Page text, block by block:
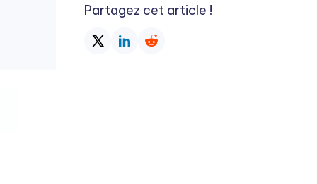
Partagez cet article !